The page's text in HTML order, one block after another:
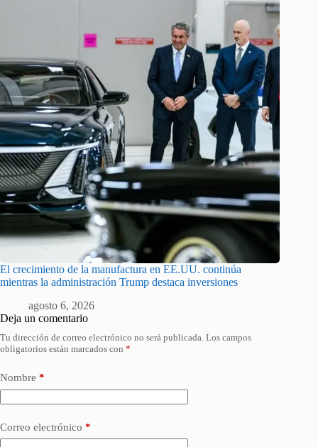
El crecimiento de la manufactura en EE.UU. continúa
mientras la administración Trump destaca inversiones
agosto 6, 2026
Deja un comentario
Tu dirección de correo electrónico no será publicada. Los campos
obligatorios están marcados con *
Nombre *
Correo electrónico *